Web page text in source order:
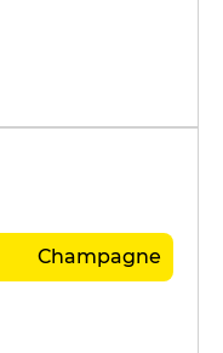
Champagne